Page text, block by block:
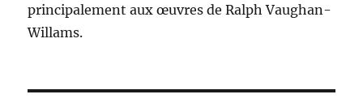
principalement aux œuvres de Ralph Vaughan-
Willams.